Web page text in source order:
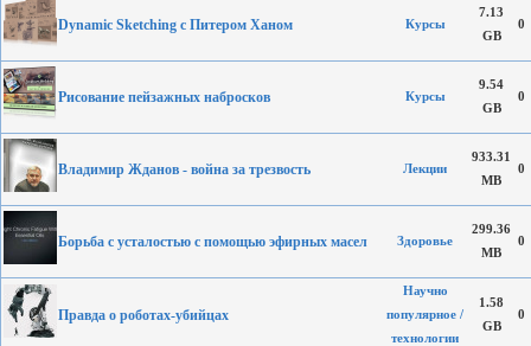
Dynamic Sketching с Питером Ханом Курсы
7.13
GB
0
Рисование пейзажных набросков Курсы
9.54
GB
0
Владимир Жданов - война за трезвость Лекции
933.31
MB
0
Борьба с усталостью с помощью эфирных масел Здоровье
299.36
MB
0
Правда о роботах-убийцах
Научно
популярное /
технологии
1.58
GB
0